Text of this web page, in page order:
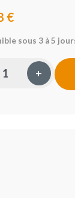
€
sous 3 à 5
+